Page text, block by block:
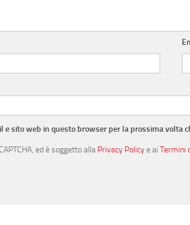
e sito web in questo browser per la prossima volta
ed è soggetto alla Privacy Policye ai Termini